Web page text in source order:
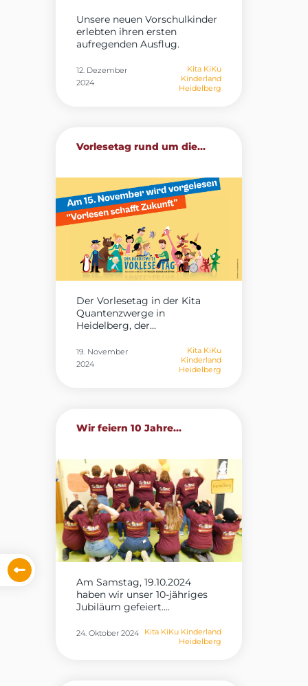
Unsere neuen Vorschulkinder
erlebten ihren ersten
aufregenden Ausflug.
12. Dezember
2024
Kita KiKu
Kinderland
Heidelberg
Vorlesetag rund um die...
Der Vorlesetag in der Kita
Quantenzwerge in
Heidelberg, der...
19. November
2024
Kita KiKu
Kinderland
Heidelberg
Wir feiern 10 Jahre...
Am Samstag, 19.10.2024
haben wir unser 10-jähriges
Jubiläum gefeiert....
24. Oktober 2024
Kita KiKu Kinderland
Heidelberg